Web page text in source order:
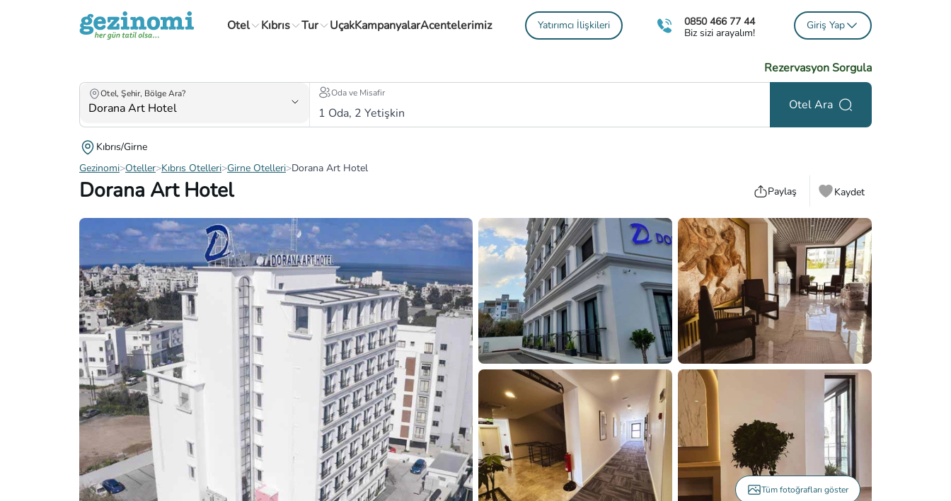
Otel Kıbrıs Tur UçakKampanyalarAcentelerimiz Yatırımcı İlişkileri
0850 466 77 44
Biz sizi arayalım!
Giriş Yap
Rezervasyon Sorgula
Otel, Şehir, Bölge Ara? Oda ve Misafir
1 Oda, 2 Yetişkin
Otel Ara
Kıbrıs/Girne
Gezinomi>Oteller>Kıbrıs Otelleri>Girne Otelleri>Dorana Art Hotel
Dorana Art Hotel Paylaş Kaydet
Tüm fotoğrafları göster